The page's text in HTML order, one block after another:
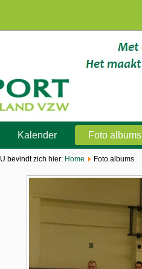
Kalender Foto albums
U bevindt zich hier: Home Foto albums